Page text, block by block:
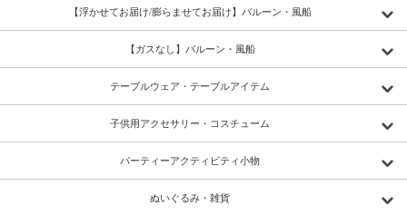
【浮かせてお届け/膨らませてお届け】バルーン・風船
【ガスなし】バルーン・風船
テーブルウェア・テーブルアイテム
子供用アクセサリー・コスチューム
パーティーアクティビティ小物
ぬいぐるみ・雑貨